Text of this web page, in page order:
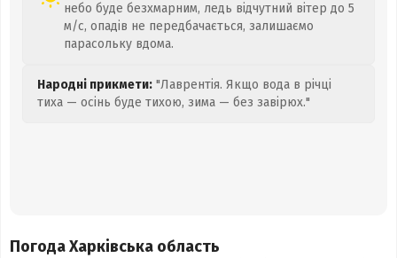
небо буде безхмарним, ледь відчутний вітер до 5
м/с, опадів не передбачається, залишаємо
парасольку вдома.
Народні прикмети: "Лаврентія. Якщо вода в річці
тиха — осінь буде тихою, зима — без завірюх."
Погода Харківська область